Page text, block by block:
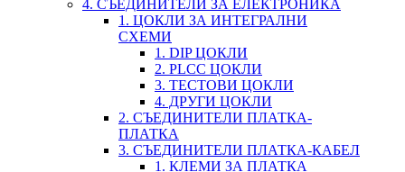
4. СЪЕДИНИТЕЛИ ЗА ЕЛЕКТРОНИКА
1. ЦОКЛИ ЗА ИНТЕГРАЛНИ
СХЕМИ
1. DIP ЦОКЛИ
2. PLCC ЦОКЛИ
3. ТЕСТОВИ ЦОКЛИ
4. ДРУГИ ЦОКЛИ
2. СЪЕДИНИТЕЛИ ПЛАТКА-
ПЛАТКА
3. СЪЕДИНИТЕЛИ ПЛАТКА-КАБЕЛ
1. КЛЕМИ ЗА ПЛАТКА